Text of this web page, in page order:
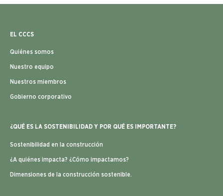
EL CCCS
Quiénes somos
Nuestro equipo
Nuestros miembros
Gobierno corporativo
¿QUÉ ES LA SOSTENIBILIDAD Y POR QUÉ ES IMPORTANTE?
Sostenibilidad en la construcción
¿A quiénes impacta? ¿Cómo impactamos?
Dimensiones de la construcción sostenible.